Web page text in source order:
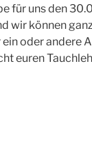
für uns den
wir können
oder andere
euren